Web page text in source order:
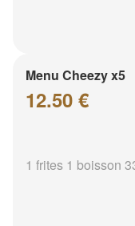
Menu Cheezy x5
12.50 €
1 frites 1 boisson